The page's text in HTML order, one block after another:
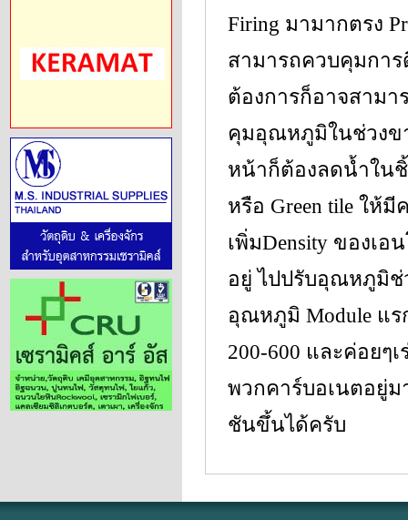
Firing มามากตรง
สามารถควบคุมกา
ต้องการก็อาจสามา
คุมอุณหภูมิในช่วงข
หน้าก็ต้องลดน้ำในชิ้
หรือ Green tile ให้
เพิ่มDensity ของเอ
อยู่ ไปปรับอุณหภูมิช่
อุณหภูมิ Module แร
200-600 และค่อยๆ
พวกคาร์บอเนตอยู่ม
ชันขึ้นได้ครับ